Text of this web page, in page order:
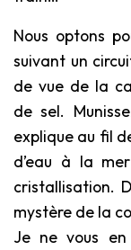
Nous optons
suivant un
de vue de la
de sel.
explique au fil
d’eau à la
cristallisation.
mystère de la
Je ne vous